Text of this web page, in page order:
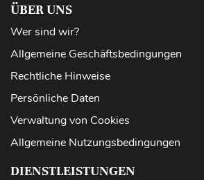
ÜBER UNS
Wer sind wir?
Allgemeine Geschäftsbedingungen
Rechtliche Hinweise
Persönliche Daten
Verwaltung von Cookies
Allgemeine Nutzungsbedingungen
DIENSTLEISTUNGEN